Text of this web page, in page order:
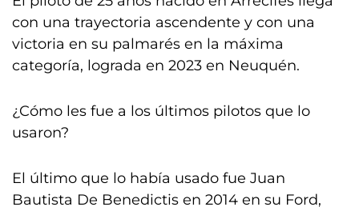
con una trayectoria ascendente y con una
victoria en su palmarés en la máxima
categoría, lograda en 2023 en Neuquén.
¿Cómo les fue a los últimos pilotos que lo
usaron?
El último que lo había usado fue Juan
Bautista De Benedictis en 2014 en su Ford,